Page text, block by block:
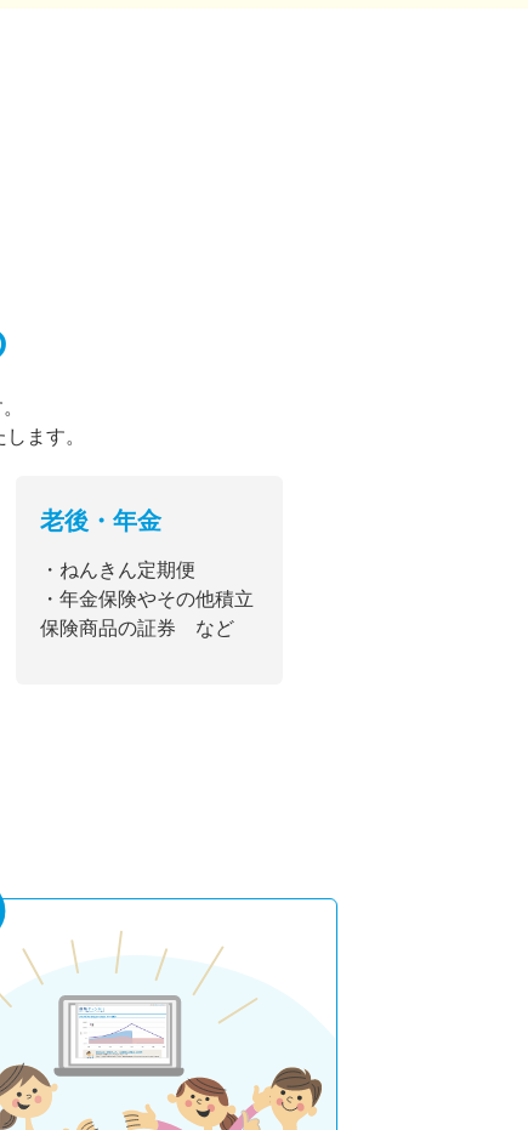
ます。
老後・年金
・ねんきん定期便
・年金保険やその他積立
保険商品の証券 など